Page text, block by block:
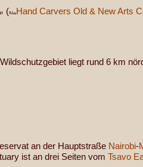
( Hand Carvers Old & New Arts
liegt rund 6 km
an der Hauptstraße Nairobi-
ist an drei Seiten vom Tsavo